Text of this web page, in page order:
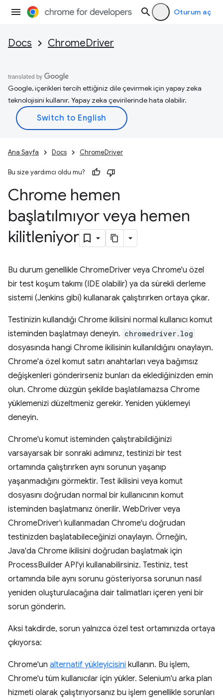
Oturum aç
Docs ChromeDriver
Google, içerikleri tercih ettiğiniz dile çevirmek için yapay zeka
teknolojisini kullanır. Yapay zeka çevirilerinde hata olabilir.
Ana Sayfa Docs ChromeDriver
Bu size yardımcı oldu mu?
Chrome hemen
başlatılmıyor veya hemen
kilitleniyor
Bu durum genellikle ChromeDriver veya Chrome'u özel
bir test koşum takımı (IDE olabilir) ya da sürekli derleme
sistemi (Jenkins gibi) kullanarak çalıştırırken ortaya çıkar.
Testinizin kullandığı Chrome ikilisini normal kullanıcı komut
isteminden başlatmayı deneyin. chromedriver.log
dosyasında hangi Chrome ikilisinin kullanıldığını onaylayın.
Chrome'a özel komut satırı anahtarları veya bağımsız
değişkenleri gönderirseniz bunları da eklediğinizden emin
olun. Chrome düzgün şekilde başlatılamazsa Chrome
yüklemenizi düzeltmeniz gerekir. Yeniden yüklemeyi
deneyin.
Chrome'u komut isteminden çalıştırabildiğinizi
varsayarsak bir sonraki adımınız, testinizi bir test
ortamında çalıştırırken aynı sorunun yaşanıp
yaşanmadığını görmektir. Test ikilisini veya komut
dosyasını doğrudan normal bir kullanıcının komut
isteminden başlatmanız önerilir. WebDriver veya
ChromeDriver'ı kullanmadan Chrome'u doğrudan
testinizden başlatabileceğinizi onaylayın. Örneğin,
Java'da Chrome ikilisini doğrudan başlatmak için
ProcessBuilder API'yi kullanabilirsiniz. Testiniz, test
ortamında bile aynı sorunu gösteriyorsa sorunun nasıl
yeniden oluşturulacağına dair talimatları içeren yeni bir
sorun gönderin.
Aksi takdirde, sorun yalnızca özel test ortamınızda ortaya
çıkıyorsa:
Chrome'un alternatif yükleyicisini kullanın. Bu işlem,
Chrome'u tüm kullanıcılar için yükler. Selenium'u arka plan
hizmeti olarak çalıştırıyorsanız bu işlem genellikle sorunları